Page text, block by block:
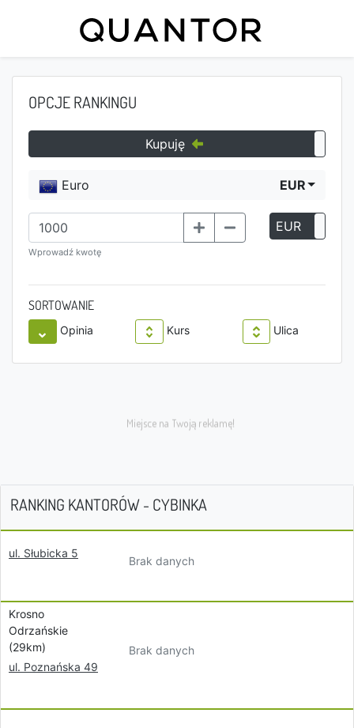
OPCJE RANKINGU
Kupuję
Euro EUR
Wprowadź kwotę
EUR
SORTOWANIE
Opinia Kurs Ulica
RANKING KANTORÓW - CYBINKA
ul. Słubicka 5
Brak danych
Krosno
Odrzańskie
(29km)
ul. Poznańska 49
Brak danych